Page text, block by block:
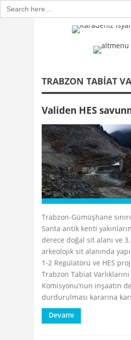
Search
for:
TRABZON TABIAT
Validen HES
Trabzon-Gümüşhane
Santa antik kenti
derece doğal sit alanı ve
arkeolojik sit alanında
1-2 Regülatörü ve HES
Trabzon Tabiat
Komisyonu’nun inşaatın
durdurulması kararına
Devamı